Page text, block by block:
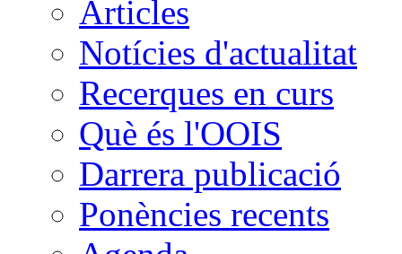
Articles
Notícies d'actualitat
Recerques en curs
Què és l'OOIS
Darrera publicació
Ponències recents